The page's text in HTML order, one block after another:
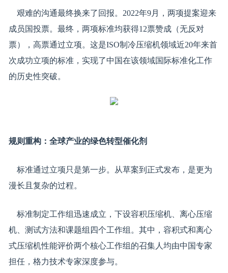
艰难的沟通最终换来了回报。2022年9月，两项提案迎来
成员国投票。最终，两项标准均获得12票赞成（无反对
票），高票通过立项。这是ISO制冷压缩机领域近20年来首
次成功立项的标准，实现了中国在该领域国际标准化工作
的历史性突破。
规则重构：全球产业的绿色转型催化剂
标准通过立项只是第一步。从草案到正式发布，是更为
漫长且复杂的过程。
标准制定工作组迅速成立，下设容积压缩机、离心压缩
机、测试方法和课题组四个工作组。其中，容积式和离心
式压缩机性能评价两个核心工作组的召集人均由中国专家
担任，格力技术专家深度参与。